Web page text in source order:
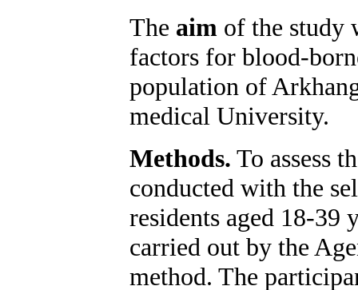
The aim of the study
factors for blood-
population of
medical University.
Methods. To assess
conducted with the
residents aged 18-39
carried out by the
method. The